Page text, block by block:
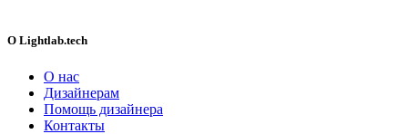
O Lightlab.tech
О нас
Дизайнерам
Помощь дизайнера
Контакты